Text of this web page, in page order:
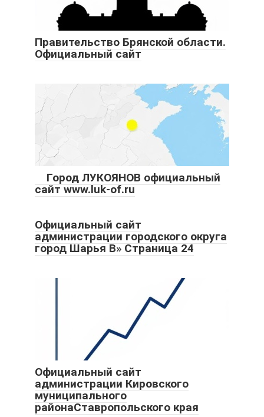
Правительство Брянской области.
Официальный сайт
Город ЛУКОЯНОВ официальный
сайт www.luk-of.ru
Официальный сайт
администрации городского округа
город Шарья В» Страница 24
Официальный сайт
администрации Кировского
муниципального
районаСтавропольского края